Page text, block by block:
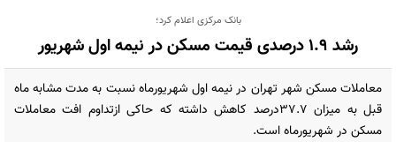
بانک مرکزی اعلام کرد؛
رشد ۱.۹ درصدی قیمت مسکن در نیمه اول شهریور
معاملات مسکن شهر تهران در نیمه اول شهریورماه نسبت به مدت مشابه ماه
قبل به میزان ۳۷.۷درصد کاهش داشته که حاکی ازتداوم افت معاملات
مسکن در شهریورماه است.